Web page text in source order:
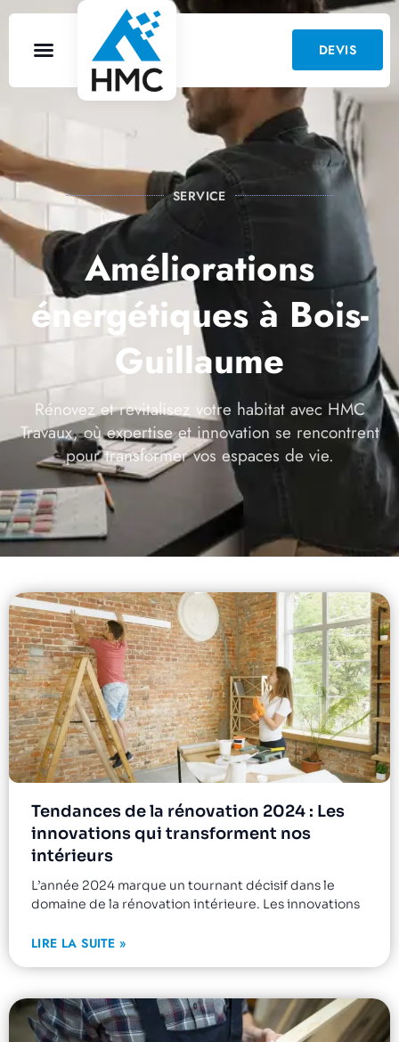
DEVIS
SERVICE
Améliorations
énergétiques à Bois-
Guillaume
Rénovez et revitalisez votre habitat avec HMC
Travaux, où expertise et innovation se rencontrent
pour transformer vos espaces de vie.
Tendances de la rénovation 2024 : Les
innovations qui transforment nos
intérieurs
L’année 2024 marque un tournant décisif dans le
domaine de la rénovation intérieure. Les innovations
LIRE LA SUITE »